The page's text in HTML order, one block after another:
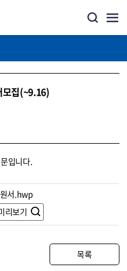
모집(~9.16)
입니다.
서.hwp
리보기
목록